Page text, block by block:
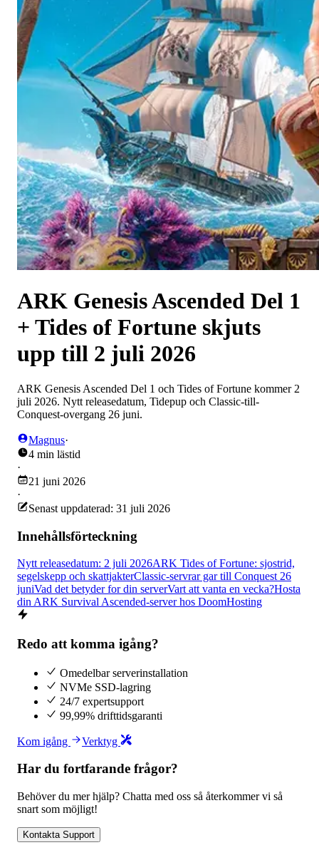
ARK Genesis Ascended Del 1
+ Tides of Fortune skjuts
upp till 2 juli 2026
ARK Genesis Ascended Del 1 och Tides of Fortune kommer 2
juli 2026. Nytt releasedatum, Tidepup och Classic-till-
Conquest-overgang 26 juni.
Magnus·
4 min lästid
·
21 juni 2026
·
Senast uppdaterad: 31 juli 2026
Innehållsförteckning
Nytt releasedatum: 2 juli 2026ARK Tides of Fortune: sjostrid,
segelskepp och skattjakterClassic-servrar gar till Conquest 26
juniVad det betyder for din serverVart att vanta en vecka?Hosta
din ARK Survival Ascended-server hos DoomHosting
Redo att komma igång?
Omedelbar serverinstallation
NVMe SSD-lagring
24/7 expertsupport
99,99% drifttidsgaranti
Kom igång Verktyg
Har du fortfarande frågor?
Behöver du mer hjälp? Chatta med oss så återkommer vi så
snart som möjligt!
Kontakta Support